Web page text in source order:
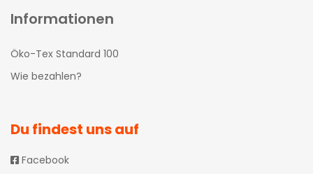
Informationen
Öko-Tex Standard 100
Wie bezahlen?
Du findest uns auf
Facebook